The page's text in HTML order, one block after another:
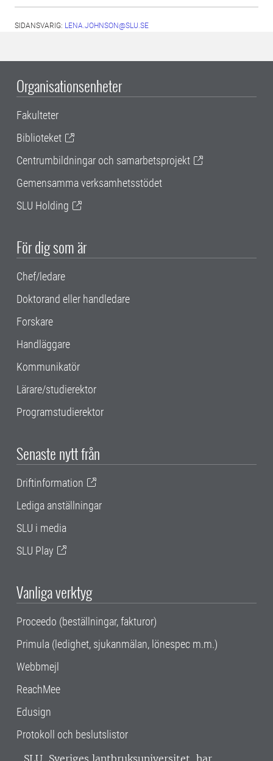
SIDANSVARIG: LENA.JOHNSON@SLU.SE
Organisationsenheter
Fakulteter
Biblioteket
Centrumbildningar och samarbetsprojekt
Gemensamma verksamhetsstödet
SLU Holding
För dig som är
Chef/ledare
Doktorand eller handledare
Forskare
Handläggare
Kommunikatör
Lärare/studierektor
Programstudierektor
Senaste nytt från
Driftinformation
Lediga anställningar
SLU i media
SLU Play
Vanliga verktyg
Proceedo (beställningar, fakturor)
Primula (ledighet, sjukanmälan, lönespec m.m.)
Webbmejl
ReachMee
Edusign
Protokoll och beslutslistor
SLU, Sveriges lantbruksuniversitet, har